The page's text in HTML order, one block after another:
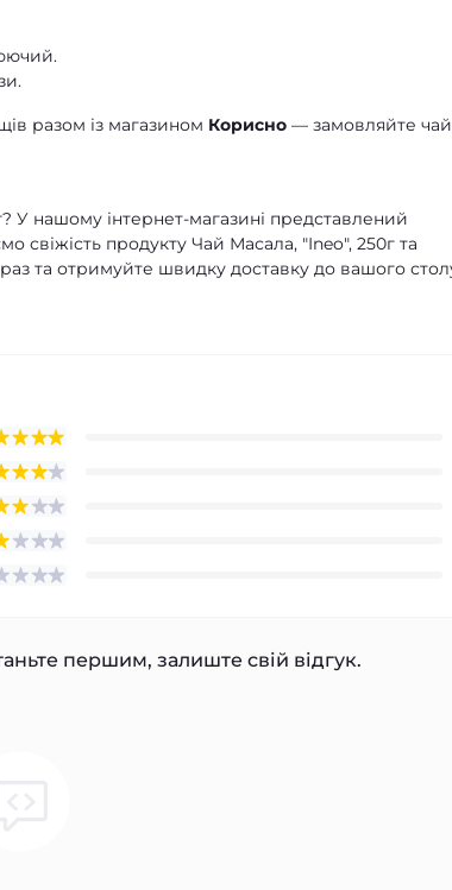
разом із магазином Корисно — замовляйте чай
У нашому інтернет-магазині представлений
продукту Чай Масала, "Ineo", 250г та
та отримуйте швидку доставку до вашого
першим, залиште свій відгук.